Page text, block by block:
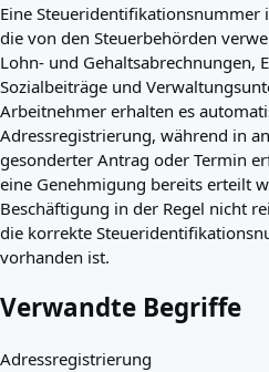
Eine Steueridentifikationsnummer
die von den Steuerbehörden
Lohn- und Gehaltsabrechnungen,
Sozialbeiträge und
Arbeitnehmer erhalten es
Adressregistrierung, während in
gesonderter Antrag oder Termin
eine Genehmigung bereits erteilt
Beschäftigung in der Regel nicht
die korrekte
vorhanden ist.
Verwandte Begriffe
Adressregistrierung